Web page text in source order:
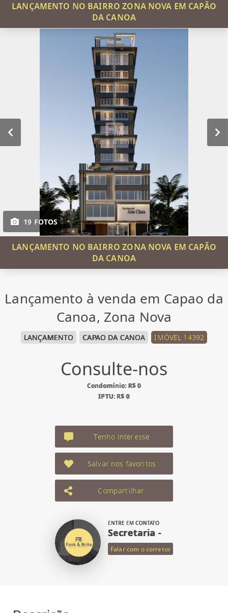
LANÇAMENTO NO BAIRRO ZONA NOVA EM CAPÃO
DA CANOA
19 FOTOS
LANÇAMENTO NO BAIRRO ZONA NOVA EM CAPÃO
DA CANOA
Lançamento à venda em Capao da
Canoa, Zona Nova
LANÇAMENTO CAPAO DA CANOA IMÓVEL 14392
Consulte-nos
Condomínio: R$ 0
IPTU: R$ 0
Tenho interesse
Salvar nos favoritos
Compartilhar
ENTRE EM CONTATO
Secretaria -
Falar com o corretor